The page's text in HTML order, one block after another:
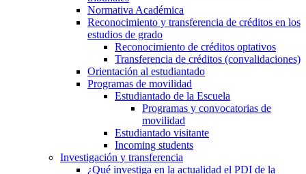
Normativa Académica
Reconocimiento y transferencia de créditos en los
estudios de grado
Reconocimiento de créditos optativos
Transferencia de créditos (convalidaciones)
Orientación al estudiantado
Programas de movilidad
Estudiantado de la Escuela
Programas y convocatorias de
movilidad
Estudiantado visitante
Incoming students
Investigación y transferencia
¿Qué investiga en la actualidad el PDI de la